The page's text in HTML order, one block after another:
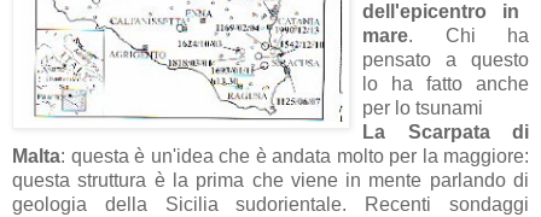
dell'epicentro in
mare. Chi ha
pensato a questo
lo ha fatto anche
per lo tsunami
La Scarpata di
Malta: questa è un'idea che è andata molto per la maggiore:
questa struttura è la prima che viene in mente parlando di
geologia della Sicilia sudorientale. Recenti sondaggi